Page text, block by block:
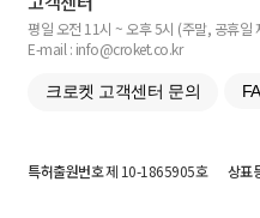
평일 오전 11시 ~ 오후 5시 (주말, 공휴일
E-mail : info@croket.co.kr
크로켓 고객센터 문의
특허출원번호제 10-1865905호 상표